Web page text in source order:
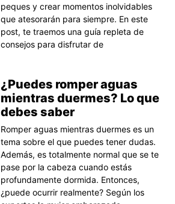
peques y crear momentos inolvidables
que atesorarán para siempre. En este
post, te traemos una guía repleta de
consejos para disfrutar de
¿Puedes romper aguas
mientras duermes? Lo que
debes saber
Romper aguas mientras duermes es un
tema sobre el que puedes tener dudas.
Además, es totalmente normal que se te
pase por la cabeza cuando estás
profundamente dormida. Entonces,
¿puede ocurrir realmente? Según los